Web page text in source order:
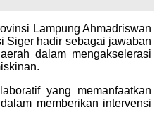
Lampung Ahmadriswan
Siger hadir sebagai jawaban
dalam mengakselerasi
yang memanfaatkan
memberikan intervensi